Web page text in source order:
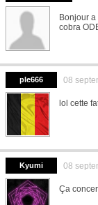
Bonjour
cobra
ple666 08
lol cette
Kyumi 08
Ça